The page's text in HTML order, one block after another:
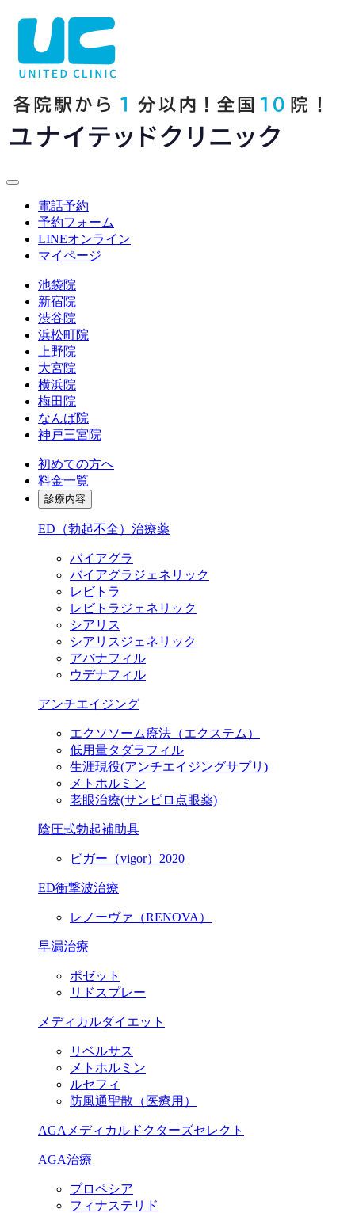
電話予約
予約フォーム
LINEオンライン
マイページ
池袋院
新宿院
渋谷院
浜松町院
上野院
大宮院
横浜院
梅田院
なんば院
神戸三宮院
初めての方へ
料金一覧
診療内容
ED（勃起不全）治療薬
バイアグラ
バイアグラジェネリック
レビトラ
レビトラジェネリック
シアリス
シアリスジェネリック
アバナフィル
ウデナフィル
アンチエイジング
エクソソーム療法（エクステム）
低用量タダラフィル
生涯現役(アンチエイジングサプリ)
メトホルミン
老眼治療(サンピロ点眼薬)
陰圧式勃起補助具
ビガー（vigor）2020
ED衝撃波治療
レノーヴァ（RENOVA）
早漏治療
ポゼット
リドスプレー
メディカルダイエット
リベルサス
メトホルミン
ルセフィ
防風通聖散（医療用）
AGAメディカルドクターズセレクト
AGA治療
プロペシア
フィナステリド